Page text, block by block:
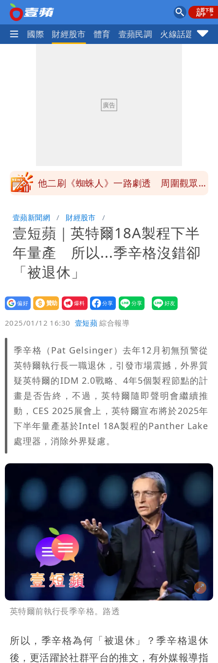
社會 國際 財經股市 體育 壹蘋民調 火線話題
「洗腦台灣人兩觀念」
館長打3劑高端疫苗諷刺「生理食鹽
公布收入比拍戲賺更多
他二刷《蜘蛛人》一路劇透 周圍觀眾氣
回1句笑翻10萬人
桃園又要大停水！最長一早到晚上七點都
沒水用
民間採購BNT源頭 鄭運鵬：有群人故意
「洗腦台灣人兩觀念」
館長打3劑高端疫苗諷刺「生理食鹽
水」 王浩宇揚言告發
壹蘋新聞網 財經股市
壹短蘋｜英特爾18A製程下半
年量產 所以...季辛格沒錯卻
「被退休」
設為
贊助
我要
爆料
2025/01/12 16:30 壹短蘋 綜合報導
季辛格（Pat Gelsinger）去年12月初無預警從
英特爾執行長一職退休，引發市場震撼，外界質
疑英特爾的IDM 2.0戰略、4年5個製程節點的計
畫是否告終，不過，英特爾隨即聲明會繼續推
動，CES 2025展會上，英特爾宣布將於2025年
下半年量產基於Intel 18A製程的Panther Lake
處理器，消除外界疑慮。
英特爾前執行長季辛格。路透
所以，季辛格為何「被退休」？季辛格退休
後，更活躍於社群平台的推文，有外媒報導指